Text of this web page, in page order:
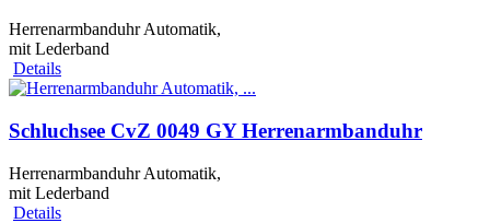
Herrenarmbanduhr Automatik,
mit Lederband
Details
Schluchsee CvZ 0049 GY Herrenarmbanduhr
Herrenarmbanduhr Automatik,
mit Lederband
Details